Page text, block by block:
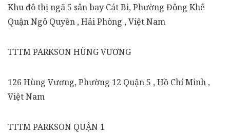
Khu đô thị ngã 5 sân bay Cát Bi, Phường Đông Khê
Quận Ngô Quyền , Hải Phòng , Việt Nam
TTTM PARKSON HÙNG VƯƠNG
126 Hùng Vương, Phường 12 Quận 5 , Hồ Chí Minh ,
Việt Nam
TTTM PARKSON QUẬN 1